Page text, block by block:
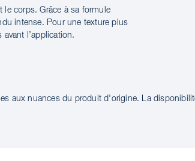
le corps. Grâce à sa formule
intense. Pour une texture plus
l’application.
aux nuances du produit d'origine. La